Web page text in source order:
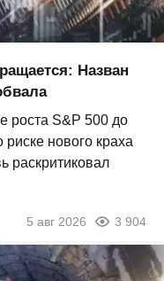
Назван
роста S&P 500 до
нового краха
раскритиковал
5 авг 2026 3 904